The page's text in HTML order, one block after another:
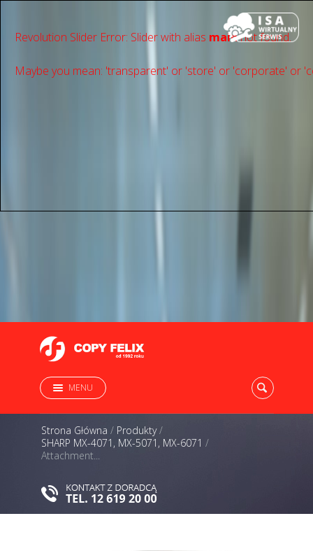
Revolution Slider Error: Slider with alias mainnot found.
Maybe you mean: 'transparent' or 'store' or 'сorporate' or
MENU
Strona Główna / Produkty/
SHARP MX-4071, MX-5071, MX-6071 /
Attachment...